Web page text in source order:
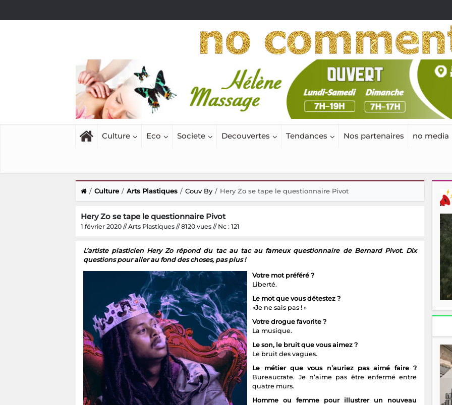
Culture Eco Societe Decouvertes Tendances Nos partenaires no media
Culture Arts Plastiques Couv By Hery Zo se tape le questionnaire Pivot
Hery Zo se tape le questionnaire Pivot
1 février 2020 // Arts Plastiques // 8120 vues // Nc : 121
L’artiste plasticien Hery Zo répond du tac au tac au fameux questionnaire de Bernard Pivot. Dix
questions pour aller au fond des choses, pas plus !
Votre mot préféré ?
Liberté.
Le mot que vous détestez ?
«Je ne sais pas ! »
Votre drogue favorite ?
La musique.
Le son, le bruit que vous aimez ?
Le bruit des vagues.
Le métier que vous n’auriez pas aimé faire ?
Bureaucrate. Je n’aime pas être enfermé entre
quatre murs.
Homme ou femme pour illustrer un nouveau